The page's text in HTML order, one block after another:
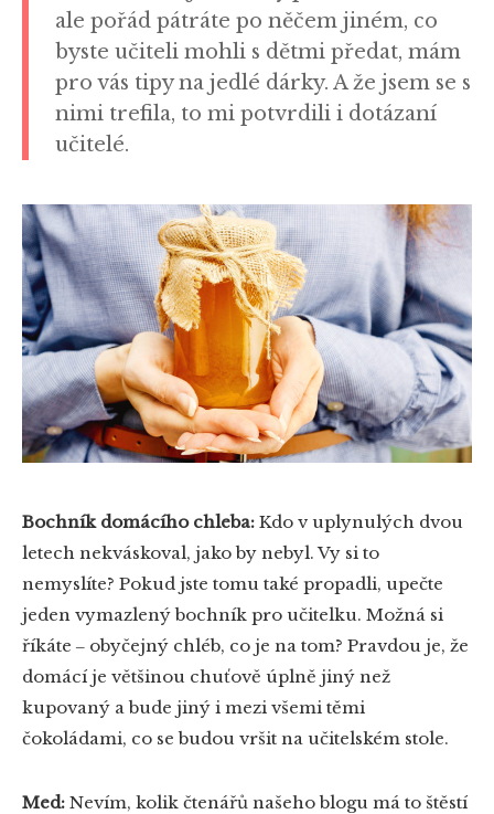
ale pořád pátráte po něčem jiném, co
byste učiteli mohli s dětmi předat, mám
pro vás tipy na jedlé dárky. A že jsem se s
nimi trefila, to mi potvrdili i dotázaní
učitelé.
Bochník domácího chleba: Kdo v uplynulých dvou
letech nekváskoval, jako by nebyl. Vy si to
nemyslíte? Pokud jste tomu také propadli, upečte
jeden vymazlený bochník pro učitelku. Možná si
říkáte ‒ obyčejný chléb, co je na tom? Pravdou je, že
domácí je většinou chuťově úplně jiný než
kupovaný a bude jiný i mezi všemi těmi
čokoládami, co se budou vršit na učitelském stole.
Med: Nevím, kolik čtenářů našeho blogu má to štěstí